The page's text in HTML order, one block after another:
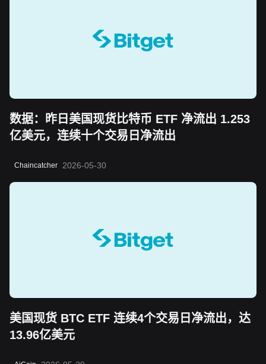
数据：昨日美国现货比特币 ETF 净流出 1.253
亿美元，连续十个交易日净流出
Chaincatcher 2026-05-30
美国现货 BTC ETF 连续4个交易日净流出，达
13.96亿美元